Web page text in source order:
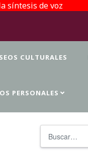
síntesis de voz
CULTURALES
PERSONALES